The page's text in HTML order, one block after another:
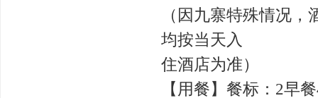
（因九寨特殊情况
均按当天入
住酒店为准）
【用餐】餐标：2早